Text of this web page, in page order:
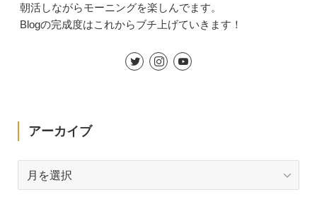
朝活しながらモーニングを楽しんでます。
Blogの完成度はこれからブチ上げていきます！
アーカイブ